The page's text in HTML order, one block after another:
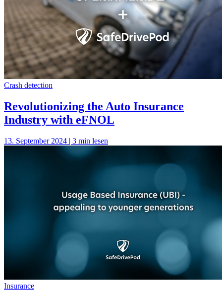
Crash detection
Revolutionizing the Auto Insurance
Industry with eFNOL
13. September 2024 | 3 min lesen
Insurance